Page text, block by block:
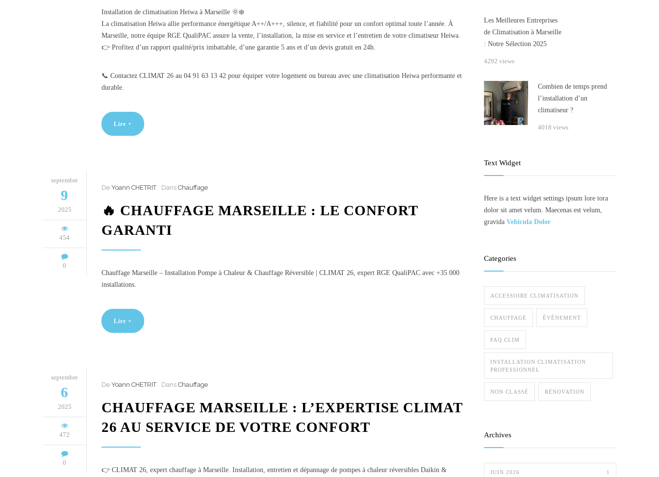
Installation de climatisation Heiwa à Marseille 🌞❄️
La climatisation Heiwa allie performance énergétique A++/A+++, silence, et fiabilité pour un confort optimal toute l’année. À
Marseille, notre équipe RGE QualiPAC assure la vente, l’installation, la mise en service et l’entretien de votre climatiseur Heiwa.
👉 Profitez d’un rapport qualité/prix imbattable, d’une garantie 5 ans et d’un devis gratuit en 24h.
📞 Contactez CLIMAT 26 au 04 91 63 13 42 pour équiper votre logement ou bureau avec une climatisation Heiwa performante et
durable.
Lire +
septembre
9
2025
454
0
De Yoann CHETRIT Dans Chauffage
🔥 CHAUFFAGE MARSEILLE : LE CONFORT
GARANTI
Chauffage Marseille – Installation Pompe à Chaleur & Chauffage Réversible | CLIMAT 26, expert RGE QualiPAC avec +35 000
installations.
Lire +
septembre
6
2025
472
0
De Yoann CHETRIT Dans Chauffage
CHAUFFAGE MARSEILLE : L’EXPERTISE CLIMAT
26 AU SERVICE DE VOTRE CONFORT
👉 CLIMAT 26, expert chauffage à Marseille. Installation, entretien et dépannage de pompes à chaleur réversibles Daikin &
Les Meilleures Entreprises
de Climatisation à Marseille
: Notre Sélection 2025
4292 views
Combien de temps prend
l’installation d’un
climatiseur ?
4018 views
Text Widget
Here is a text widget settings ipsum lore tora
dolor sit amet velum. Maecenas est velum,
gravida Vehicula Dolor
Categories
ACCESSOIRE CLIMATISATION
CHAUFFAGE ÉVÉNEMENT
FAQ CLIM
INSTALLATION CLIMATISATION
PROFESSIONNEL
NON CLASSÉ RÉNOVATION
Archives
JUIN 2026 1